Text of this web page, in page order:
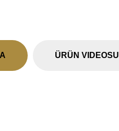
ÜRÜN VIDEOSU